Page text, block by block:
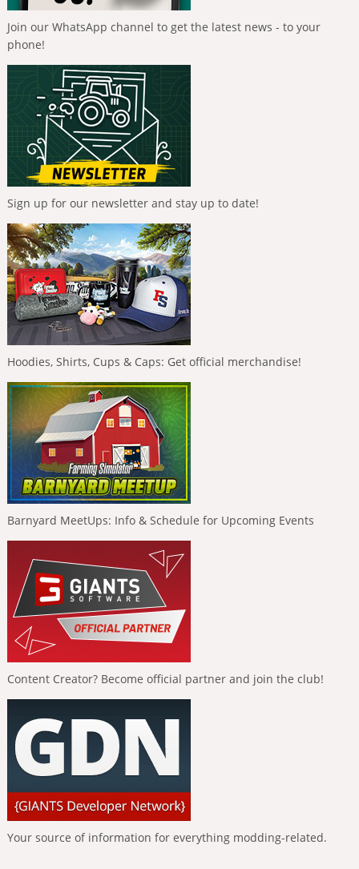
Join our WhatsApp channel to get the latest news - to your
phone!
Sign up for our newsletter and stay up to date!
Hoodies, Shirts, Cups & Caps: Get official merchandise!
Barnyard MeetUps: Info & Schedule for Upcoming Events
Content Creator? Become official partner and join the club!
Your source of information for everything modding-related.